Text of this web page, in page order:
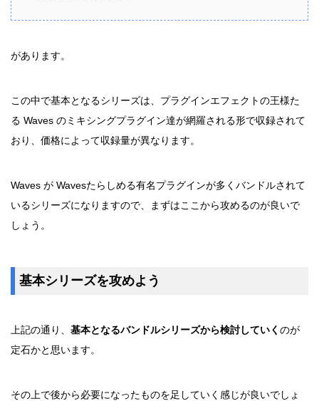
があります。
この中で基本となるシリーズは、プラグインエフェクトの王様た
る Waves のミキシングプラグイン達が網羅される形で収録されて
おり、価格によって収録量が異なります。
Waves が Wavesたらしめる有名プラグインが多くバンドルされて
いるシリーズになりますので、まずはここから攻めるのが良いで
しょう。
基本シリーズを攻めよう
上記の通り、 基本となるバンドルシリーズから検討していく のが
定石かと思います。
その上で後から必要になったものを足していく感じが良いでしょ